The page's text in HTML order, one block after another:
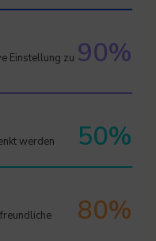
Einstellung zu 90%
werden 50%
80%